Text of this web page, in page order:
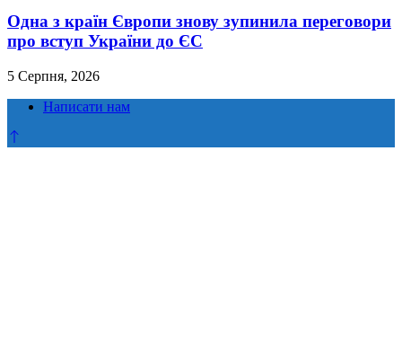
Одна з країн Європи знову зупинила переговори
про вступ України до ЄС
5 Серпня, 2026
Написати нам
Прокрутка
до